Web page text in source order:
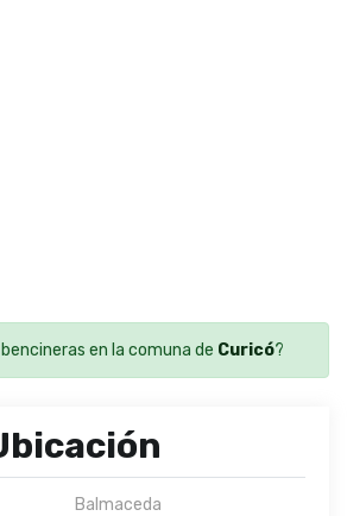
en la comuna de Curicó?
Balmaceda